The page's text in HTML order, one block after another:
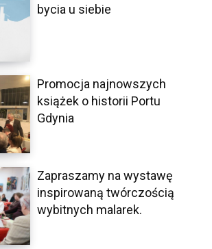
bycia u siebie
Promocja najnowszych
książek o historii Portu
Gdynia
Zapraszamy na wystawę
inspirowaną twórczością
wybitnych malarek.